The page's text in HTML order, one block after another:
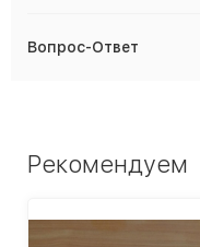
Вопрос-Ответ
Рекомендуем